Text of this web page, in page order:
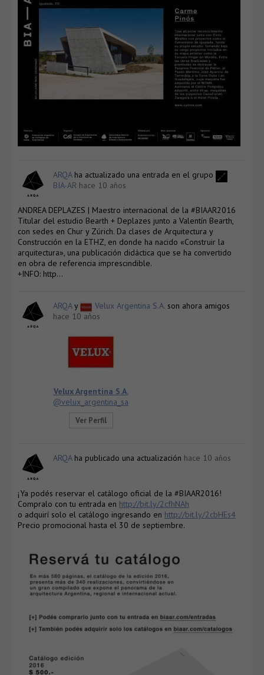
ARQAha actualizado una entrada en el grupo
BIA-AR hace 10 años
ANDREA DEPLAZES | Maestro internacional de la #BIAAR2016
Titular del estudio Bearth + Deplazes junto a Valentín Bearth,
con sedes en Chur y Zúrich. Da clases de Arquitectura y
Construcción en la ETHZ, en donde ha nacido «Construir la
arquitectura», una publicación didáctica que se ha convertido
en obra de referencia imprescindible.
+INFO: http…
ARQAy Velux Argentina S.A. son ahora amigos
hace 10 años
Velux Argentina S.A.
@velux_argentina_sa
Ver Perfil
ARQAha publicado una actualización hace 10 años
¡Ya podés reservar el catálogo oficial de la #BIAAR2016!
Compralo con tu entrada en http://bit.ly/2cfhNAh
o adquirí solo el catálogo ingresando en http://bit.ly/2cbHEs4
Precio promocional hasta el 30 de septiembre.